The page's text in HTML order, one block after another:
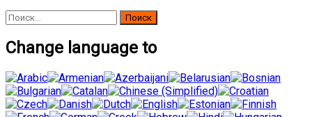
Найти:
Change language to